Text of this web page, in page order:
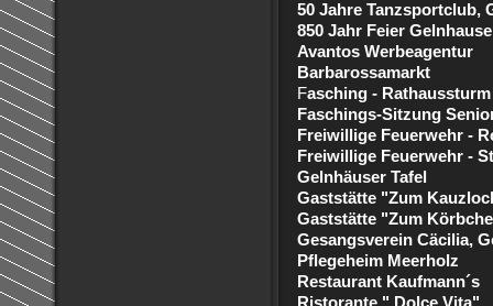
50 Jahre Tanzsportclub,
850 Jahr Feier
Avantos Werbeagentur
Barbarossamarkt
Fasching - Rathaussturm
Faschings-Sitzung
Freiwillige Feuerwehr -
Freiwillige Feuerwehr -
Gelnhäuser Tafel
Gaststätte "Zum
Gaststätte "Zum
Gesangsverein Cäcilia,
Pflegeheim Meerholz
Restaurant Kaufmann´s